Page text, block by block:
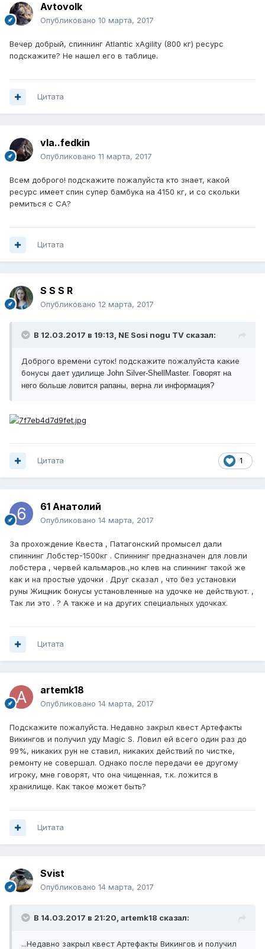
Avtovolk
Опубликовано 10 марта, 2017
Вечер добрый, спиннинг Atlantic xAgility (800 кг) ресурс
подскажите? Не нашел его в таблице.
Цитата
vla..fedkin
Опубликовано 11 марта, 2017
Всем доброго! подскажите пожалуйста кто знает, какой
ресурс имеет спин супер бамбука на 4150 кг, и со скольки
ремиться с СА?
Цитата
S S S R
Опубликовано 12 марта, 2017
В 12.03.2017 в 19:13, NE Sosi nogu TV сказал:
Доброго времени суток! подскажите пожалуйста какие
бонусы дает удилище John Silver-ShellMaster. Говорят на
него больше ловится рапаны, верна ли информация?
1
Цитата
61 Анатолий
Опубликовано 14 марта, 2017
За прохождение Квеста , Патагонский промысел дали
спиннинг Лобстер-1500кг . Спиннинг предназначен для ловли
лобстера , червей кальмаров.,но клев на спиннинг такой же
как и на простые удочки . Друг сказал , что без установки
руны Жищник бонусы установленные на удочке не действуют. ,
Так ли это . ? А также и на других специальных удочках.
Цитата
artemk18
Опубликовано 14 марта, 2017
Подскажите пожалуйста. Недавно закрыл квест Артефакты
Викингов и получил уду Magic S. Ловил ей всего один раз до
99%, никаких рун не ставил, никаких действий по чистке,
ремонту не совершал. Однако после передачи ее другому
игроку, мне говорят, что она чищенная, т.к. ложится в
хранилище. Как такое может быть?
Цитата
Svist
Опубликовано 14 марта, 2017
В 14.03.2017 в 21:20, artemk18 сказал:
...Недавно закрыл квест Артефакты Викингов и получил